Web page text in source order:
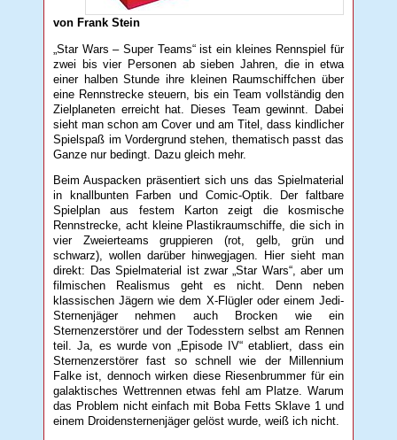
von Frank Stein
„Star Wars – Super Teams“ ist ein kleines Rennspiel für
zwei bis vier Personen ab sieben Jahren, die in etwa
einer halben Stunde ihre kleinen Raumschiffchen über
eine Rennstrecke steuern, bis ein Team vollständig den
Zielplaneten erreicht hat. Dieses Team gewinnt. Dabei
sieht man schon am Cover und am Titel, dass kindlicher
Spielspaß im Vordergrund stehen, thematisch passt das
Ganze nur bedingt. Dazu gleich mehr.
Beim Auspacken präsentiert sich uns das Spielmaterial
in knallbunten Farben und Comic-Optik. Der faltbare
Spielplan aus festem Karton zeigt die kosmische
Rennstrecke, acht kleine Plastikraumschiffe, die sich in
vier Zweierteams gruppieren (rot, gelb, grün und
schwarz), wollen darüber hinwegjagen. Hier sieht man
direkt: Das Spielmaterial ist zwar „Star Wars“, aber um
filmischen Realismus geht es nicht. Denn neben
klassischen Jägern wie dem X-Flügler oder einem Jedi-
Sternenjäger nehmen auch Brocken wie ein
Sternenzerstörer und der Todesstern selbst am Rennen
teil. Ja, es wurde von „Episode IV“ etabliert, dass ein
Sternenzerstörer fast so schnell wie der Millennium
Falke ist, dennoch wirken diese Riesenbrummer für ein
galaktisches Wettrennen etwas fehl am Platze. Warum
das Problem nicht einfach mit Boba Fetts Sklave 1 und
einem Droidensternenjäger gelöst wurde, weiß ich nicht.